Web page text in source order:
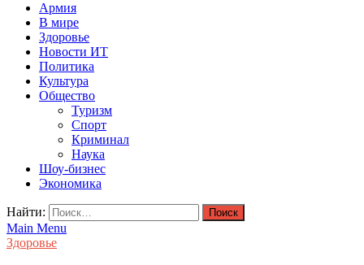
Армия
В мире
Здоровье
Новости ИТ
Политика
Культура
Общество
Туризм
Спорт
Криминал
Наука
Шоу-бизнес
Экономика
Найти:
Main Menu
Здоровье